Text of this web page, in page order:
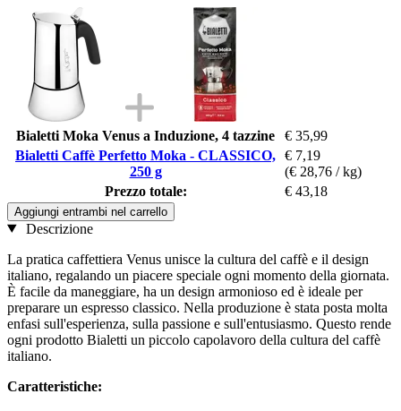
Bialetti Moka Venus a Induzione, 4 tazzine
€ 35,99
Bialetti Caffè Perfetto Moka - CLASSICO,
250 g
€ 7,19
(€ 28,76 / kg)
Prezzo totale:
€ 43,18
Aggiungi entrambi nel carrello
Descrizione
La pratica caffettiera Venus unisce la cultura del caffè e il design
italiano, regalando un piacere speciale ogni momento della giornata.
È facile da maneggiare, ha un design armonioso ed è ideale per
preparare un espresso classico. Nella produzione è stata posta molta
enfasi sull'esperienza, sulla passione e sull'entusiasmo. Questo rende
ogni prodotto Bialetti un piccolo capolavoro della cultura del caffè
italiano.
Caratteristiche: